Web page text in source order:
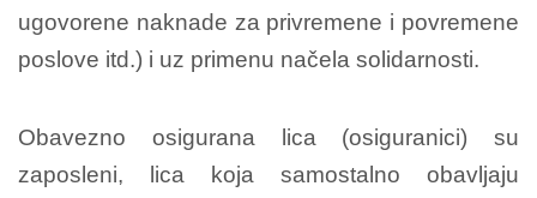
ugovorene naknade za privremene i povremene
poslove itd.) i uz primenu načela solidarnosti.
Obavezno osigurana lica (osiguranici) su
zaposleni, lica koja samostalno obavljaju